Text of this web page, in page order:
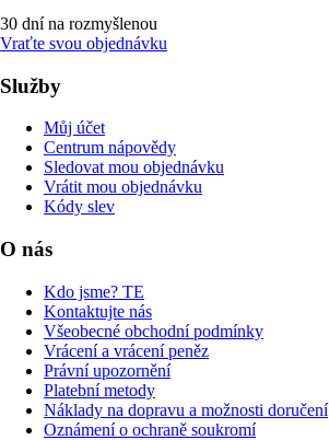
30 dní na rozmyšlenou
Vraťte svou objednávku
Služby
Můj účet
Centrum nápovědy
Sledovat mou objednávku
Vrátit mou objednávku
Kódy slev
O nás
Kdo jsme? TE
Kontaktujte nás
Všeobecné obchodní podmínky
Vrácení a vrácení peněz
Právní upozornění
Platební metody
Náklady na dopravu a možnosti doručení
Oznámení o ochraně soukromí